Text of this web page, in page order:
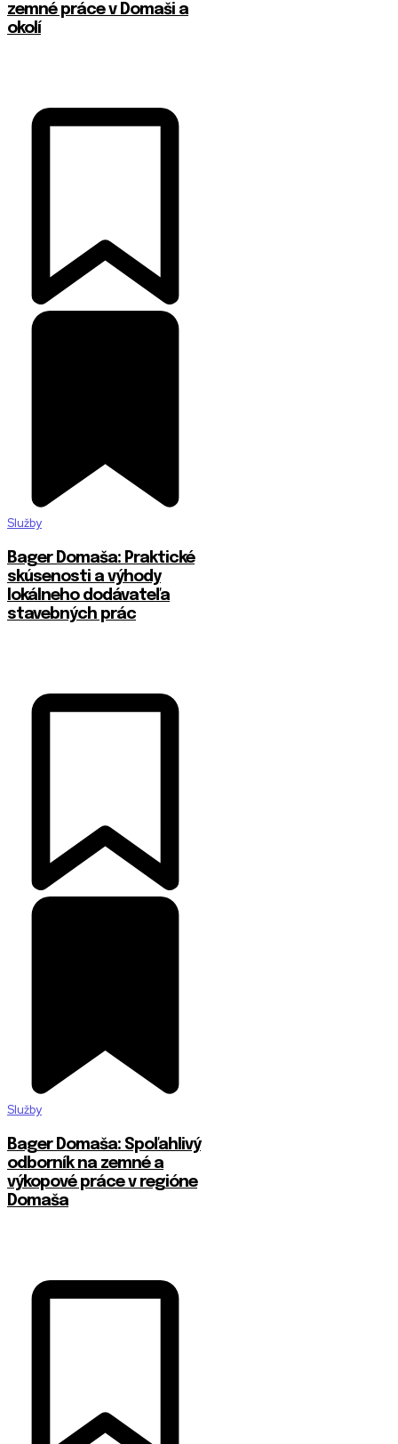
zemné práce v Domaši a
okolí
Služby
Bager Domaša: Praktické
skúsenosti a výhody
lokálneho dodávateľa
stavebných prác
Služby
Bager Domaša: Spoľahlivý
odborník na zemné a
výkopové práce v regióne
Domaša